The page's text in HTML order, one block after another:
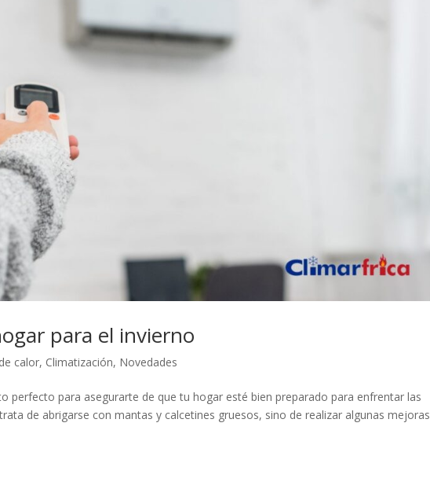
para el invierno
calor, Climatización, Novedades
perfecto para asegurarte de que tu hogar esté bien preparado para enfrentar las
de abrigarse con mantas y calcetines gruesos, sino de realizar algunas mejoras